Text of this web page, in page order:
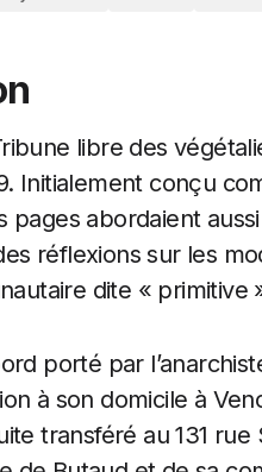
libre des
Initialement conçu
pages abordaient
réflexions sur les
dite « primitive
porté par
à son domicile à
transféré au 131